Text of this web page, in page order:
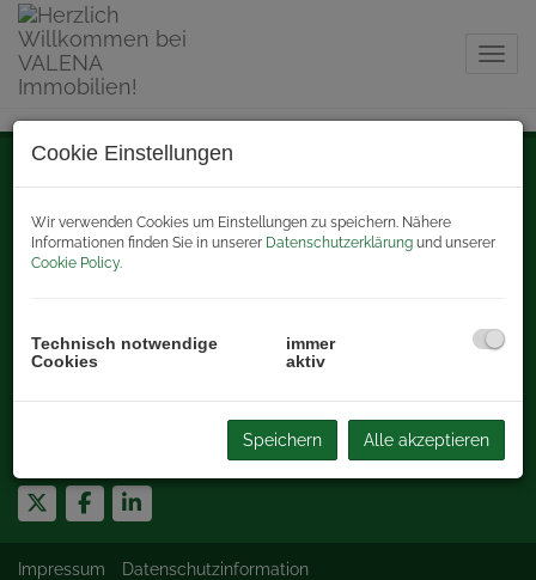
Strassergasse 1/DG
2230 Gänserndorf, Österreich
Tel.:+43 2282 61511
Kanzlei Korneuburg
Bisamberger Straße 1
@valenaimmobilien.at
Impressum Datenschutzinformation
Cookie Einstellungen
Wir verwenden Cookies um Einstellungen zu speichern. Nähere
Informationen finden Sie in unserer Datenschutzerklärung und unserer
Cookie Policy
Technisch notwendige
Cookies
immer
aktiv
Speichern Alle akzeptieren